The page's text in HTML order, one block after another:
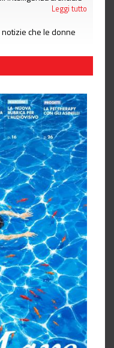
Leggi tutto
notizie che le donne
Leggi tutto